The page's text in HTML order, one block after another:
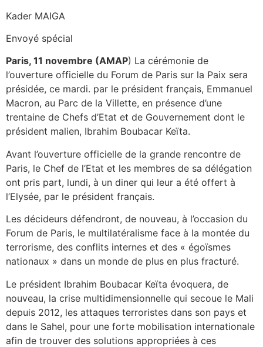
Kader MAIGA
Envoyé spécial
Paris, 11 novembre (AMAP) La cérémonie de
l’ouverture officielle du Forum de Paris sur la Paix sera
présidée, ce mardi. par le président français, Emmanuel
Macron, au Parc de la Villette, en présence d’une
trentaine de Chefs d’Etat et de Gouvernement dont le
président malien, Ibrahim Boubacar Keïta.
Avant l’ouverture officielle de la grande rencontre de
Paris, le Chef de l’Etat et les membres de sa délégation
ont pris part, lundi, à un diner qui leur a été offert à
l’Elysée, par le président français.
Les décideurs défendront, de nouveau, à l’occasion du
Forum de Paris, le multilatéralisme face à la montée du
terrorisme, des conflits internes et des « égoïsmes
nationaux » dans un monde de plus en plus fracturé.
Le président Ibrahim Boubacar Keïta évoquera, de
nouveau, la crise multidimensionnelle qui secoue le Mali
depuis 2012, les attaques terroristes dans son pays et
dans le Sahel, pour une forte mobilisation internationale
afin de trouver des solutions appropriées à ces